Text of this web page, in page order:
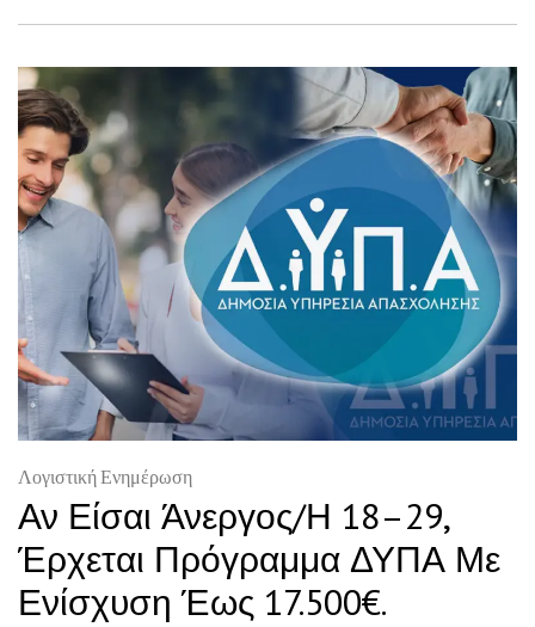
Λογιστική Ενημέρωση
Αν Είσαι Άνεργος/η 18–29,
Έρχεται Πρόγραμμα ΔΥΠΑ Με
Ενίσχυση Έως 17.500€.